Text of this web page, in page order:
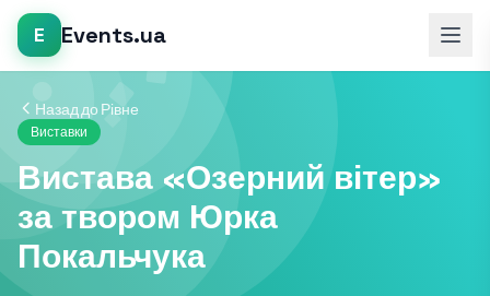
E Events.ua
Назад до Рівне
Виставки
Вистава «Озерний вітер»
за твором Юрка
Покальчука